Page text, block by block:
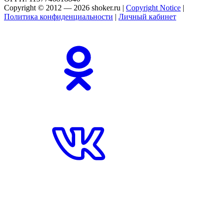
Copyright © 2012 — 2026 shoker.ru | Copyright Notice |
Политика конфиденциальности | Личный кабинет